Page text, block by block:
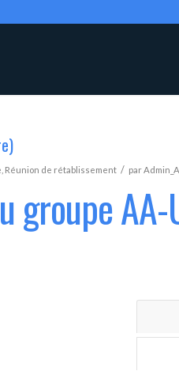
Réunion de rétablissement / par
AA-